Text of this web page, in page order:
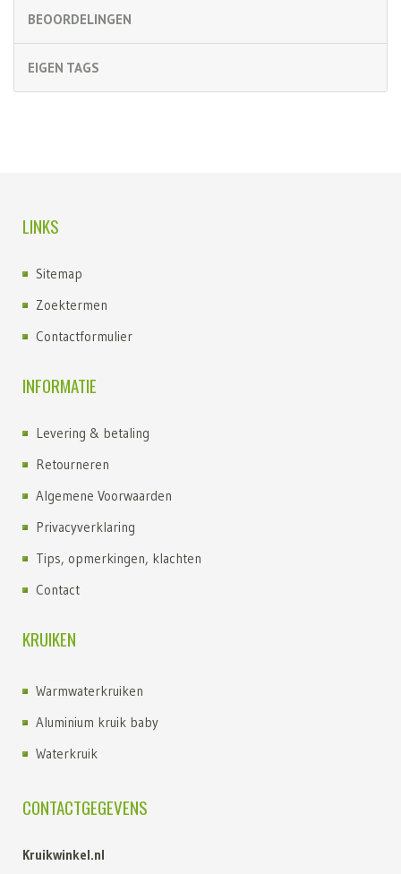
BEOORDELINGEN
EIGEN TAGS
LINKS
Sitemap
Zoektermen
Contactformulier
INFORMATIE
Levering & betaling
Retourneren
Algemene Voorwaarden
Privacyverklaring
Tips, opmerkingen, klachten
Contact
KRUIKEN
Warmwaterkruiken
Aluminium kruik baby
Waterkruik
Kruiken
Kruik met fleece hoes
CONTACTGEGEVENS
Kruikwinkel.nl